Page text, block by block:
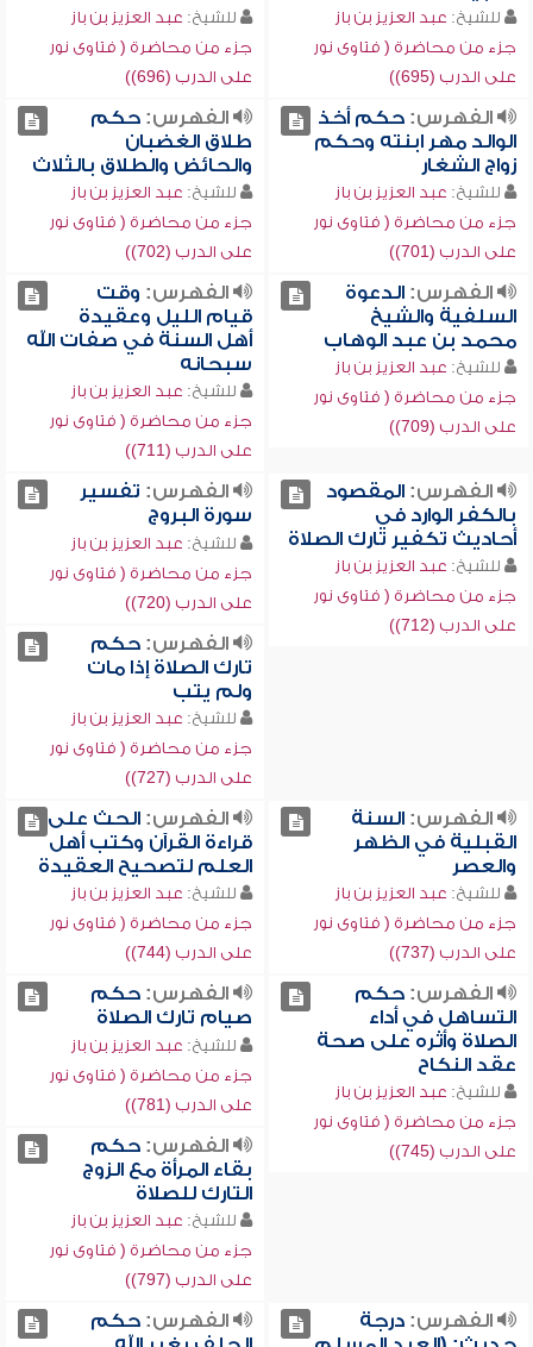
للشيخ: عبد العزيز بن باز
جزء من محاضرة ( فتاوى نور
على الدرب (695))
للشيخ: عبد العزيز بن باز
جزء من محاضرة ( فتاوى نور
على الدرب (696))
الفهرس:حكم أخذ
الوالد مهر ابنته وحكم
زواج الشغار
للشيخ: عبد العزيز بن باز
جزء من محاضرة ( فتاوى نور
على الدرب (701))
الفهرس:حكم
طلاق الغضبان
والحائض والطلاق بالثلاث
للشيخ: عبد العزيز بن باز
جزء من محاضرة ( فتاوى نور
على الدرب (702))
الفهرس:الدعوة
السلفية والشيخ
محمد بن عبد الوهاب
للشيخ: عبد العزيز بن باز
جزء من محاضرة ( فتاوى نور
على الدرب (709))
الفهرس: وقت
قيام الليل وعقيدة
أهل السنة في صفات الله
سبحانه
للشيخ: عبد العزيز بن باز
جزء من محاضرة ( فتاوى نور
على الدرب (711))
الفهرس:المقصود
بالكفر الوارد في
أحاديث تكفير تارك الصلاة
للشيخ: عبد العزيز بن باز
جزء من محاضرة ( فتاوى نور
على الدرب (712))
الفهرس: تفسير
سورة البروج
للشيخ: عبد العزيز بن باز
جزء من محاضرة ( فتاوى نور
على الدرب (720))
الفهرس:حكم
تارك الصلاة إذا مات
ولم يتب
للشيخ: عبد العزيز بن باز
جزء من محاضرة ( فتاوى نور
على الدرب (727))
الفهرس:السنة
القبلية في الظهر
والعصر
للشيخ: عبد العزيز بن باز
جزء من محاضرة ( فتاوى نور
على الدرب (737))
الفهرس:الحث على
قراءة القرآن وكتب أهل
العلم لتصحيح العقيدة
للشيخ: عبد العزيز بن باز
جزء من محاضرة ( فتاوى نور
على الدرب (744))
الفهرس:حكم
التساهل في أداء
الصلاة وأثره على صحة
عقد النكاح
للشيخ: عبد العزيز بن باز
جزء من محاضرة ( فتاوى نور
على الدرب (745))
الفهرس:حكم
صيام تارك الصلاة
للشيخ: عبد العزيز بن باز
جزء من محاضرة ( فتاوى نور
على الدرب (781))
الفهرس:حكم
بقاء المرأة مع الزوج
التارك للصلاة
للشيخ: عبد العزيز بن باز
جزء من محاضرة ( فتاوى نور
على الدرب (797))
الفهرس:درجة
الفهرس:حكم